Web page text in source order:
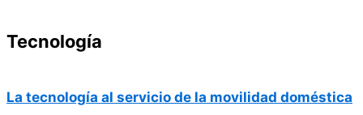
Tecnología
La tecnología al servicio de la movilidad doméstica